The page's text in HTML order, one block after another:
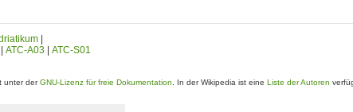
ATC-A03 ATC-S01
unter derGNU-Lizenz für freie Dokumentation . In der Wikipedia ist eine Liste der Autoren